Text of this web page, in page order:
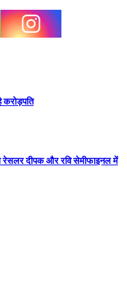
दीपक और रवि सेमीफाइनल में